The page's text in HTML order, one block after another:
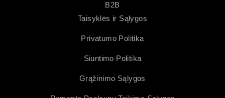
B2B
Taisyklės ir Sąlygos
Privatumo Politika
Siuntimo Politika
Grąžinimo Sąlygos